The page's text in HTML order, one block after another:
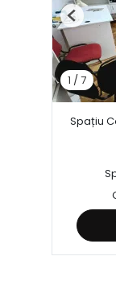
1 /7
Previous
Spațiu